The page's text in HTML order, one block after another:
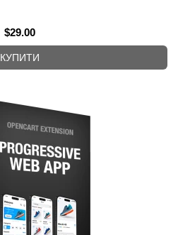
$29.00
КУПИТИ